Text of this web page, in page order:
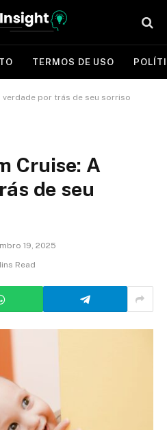
TERMOS DE USO
verdade por trás de seu sorriso
Cruise: A
de seu
19, 2025
Read